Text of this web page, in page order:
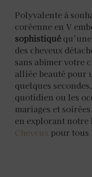
Polyvalente à
coréenne en V
sophistiqué qu’une
des cheveux
sans abîmer votre
alliée beauté pour
quelques
quotidien ou les
mariages et
en explorant notre
Cheveux pour tous